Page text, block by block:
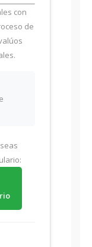
con
de